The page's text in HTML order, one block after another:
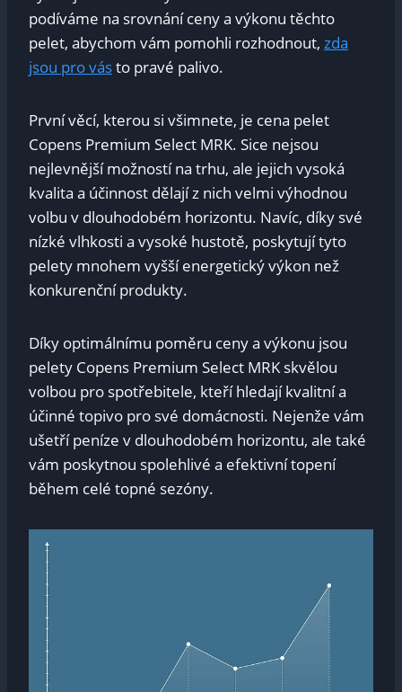
podíváme na srovnání ceny⁤ a výkonu těchto​
pelet, ‍abychom vám pomohli rozhodnout, zda
jsou pro vásto pravé palivo.
První ‍věcí,‍ kterou si všimnete,⁤ je cena pelet
⁢Copens Premium ⁣Select⁢ MRK. ‍Sice nejsou⁢
nejlevnější možností na trhu, ale jejich vysoká
kvalita ⁢a účinnost dělají ⁤z nich​ velmi ‍výhodnou
volbu‌ v dlouhodobém horizontu. ‍Navíc, díky své
nízké vlhkosti a ‌vysoké hustotě, poskytují‍ tyto⁣
pelety mnohem vyšší ​energetický výkon než
konkurenční ⁢produkty.
Díky optimálnímu poměru​ ceny a výkonu ⁢jsou
⁢pelety Copens Premium Select MRK skvělou
volbou pro ⁤spotřebitele, kteří‌ hledají kvalitní⁤ a
účinné​ topivo pro své domácnosti. Nejenže vám
ušetří peníze v dlouhodobém⁤ horizontu,⁣ ale také
vám⁢ poskytnou spolehlivé a efektivní ⁢topení ​
během celé topné sezóny.